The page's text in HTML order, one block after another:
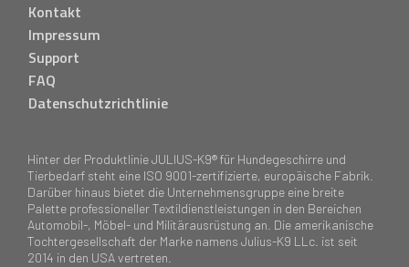
Kontakt
Impressum
Support
FAQ
Datenschutzrichtlinie
Hinter der Produktlinie JULIUS-K9® für Hundegeschirre und
Tierbedarf steht eine ISO 9001-zertifizierte, europäische Fabrik.
Darüber hinaus bietet die Unternehmensgruppe eine breite
Palette professioneller Textildienstleistungen in den Bereichen
Automobil-, Möbel- und Militärausrüstung an. Die amerikanische
Tochtergesellschaft der Marke namens Julius-K9 LLc. ist seit
2014 in den USA vertreten.